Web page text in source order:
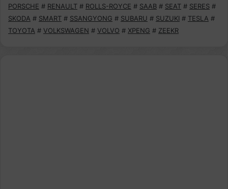
PORSCHE # RENAULT # ROLLS-ROYCE # SAAB # SEAT # SERES #
SKODA # SMART # SSANGYONG # SUBARU # SUZUKI # TESLA #
TOYOTA # VOLKSWAGEN # VOLVO # XPENG # ZEEKR